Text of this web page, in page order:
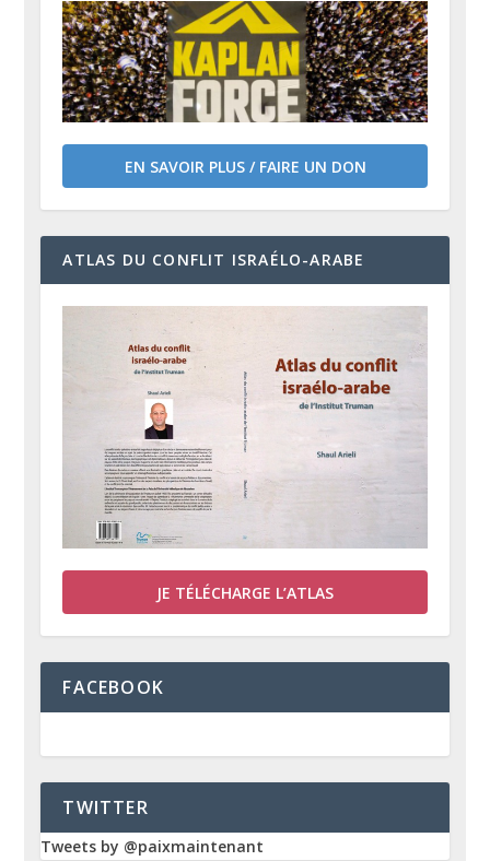
EN SAVOIR PLUS / FAIRE UN DON
ATLAS DU CONFLIT ISRAÉLO-ARABE
JE TÉLÉCHARGE L’ATLAS
FACEBOOK
TWITTER
Tweets by @paixmaintenant